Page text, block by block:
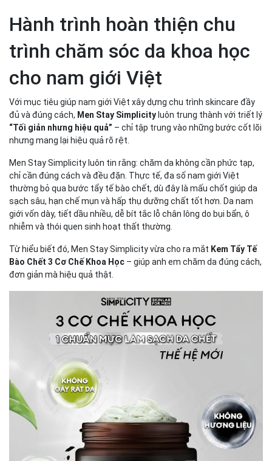
phong trong chăm sóc da nam giới Việt
Kết luận – Sự khác biệt đến từ hiểu đúng làn da nam
giới
Hành trình hoàn thiện chu
trình chăm sóc da khoa học
cho nam giới Việt
Với mục tiêu giúp nam giới Việt xây dựng chu trình skincare đầy
đủ và đúng cách, Men Stay Simplicity luôn trung thành với triết lý
“Tối giản nhưng hiệu quả” – chỉ tập trung vào những bước cốt lõi
nhưng mang lại hiệu quả rõ rệt.
Men Stay Simplicity luôn tin rằng: chăm da không cần phức tạp,
chỉ cần đúng cách và đều đặn. Thực tế, đa số nam giới Việt
thường bỏ qua bước tẩy tế bào chết, dù đây là mấu chốt giúp da
sạch sâu, hạn chế mụn và hấp thụ dưỡng chất tốt hơn. Da nam
giới vốn dày, tiết dầu nhiều, dễ bít tắc lỗ chân lông do bụi bẩn, ô
nhiễm và thói quen sinh hoạt thất thường.
Từ hiểu biết đó, Men Stay Simplicity vừa cho ra mắt Kem Tẩy Tế
Bào Chết 3 Cơ Chế Khoa Học – giúp anh em chăm da đúng cách,
đơn giản mà hiệu quả thật.